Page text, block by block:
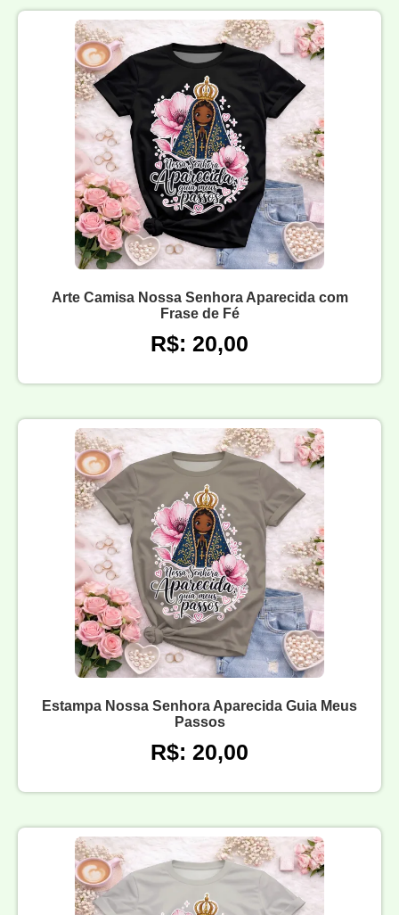
Arte Camisa Nossa Senhora Aparecida com
Frase de Fé
R$: 20,00
Estampa Nossa Senhora Aparecida Guia Meus
Passos
R$: 20,00